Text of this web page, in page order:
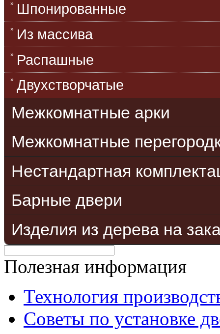
Шпонированные
Из массива
Распашные
Двухстворчатые
Межкомнатные арки
Межкомнатные
Нестандартная
Барные двери
Изделия из дерева на
Полезная информация
Технология
Советы по установке